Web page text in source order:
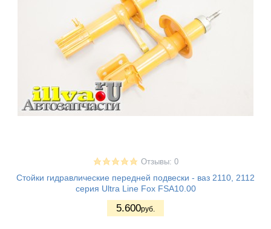
Отзывы: 0
Стойки гидравлические передней подвески - ваз 2110, 2112
серия Ultra Line Fox FSA10.00
5.600руб.